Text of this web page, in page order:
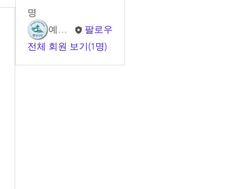
명
예소망 교회
팔로우
전체 회원 보기(1명)